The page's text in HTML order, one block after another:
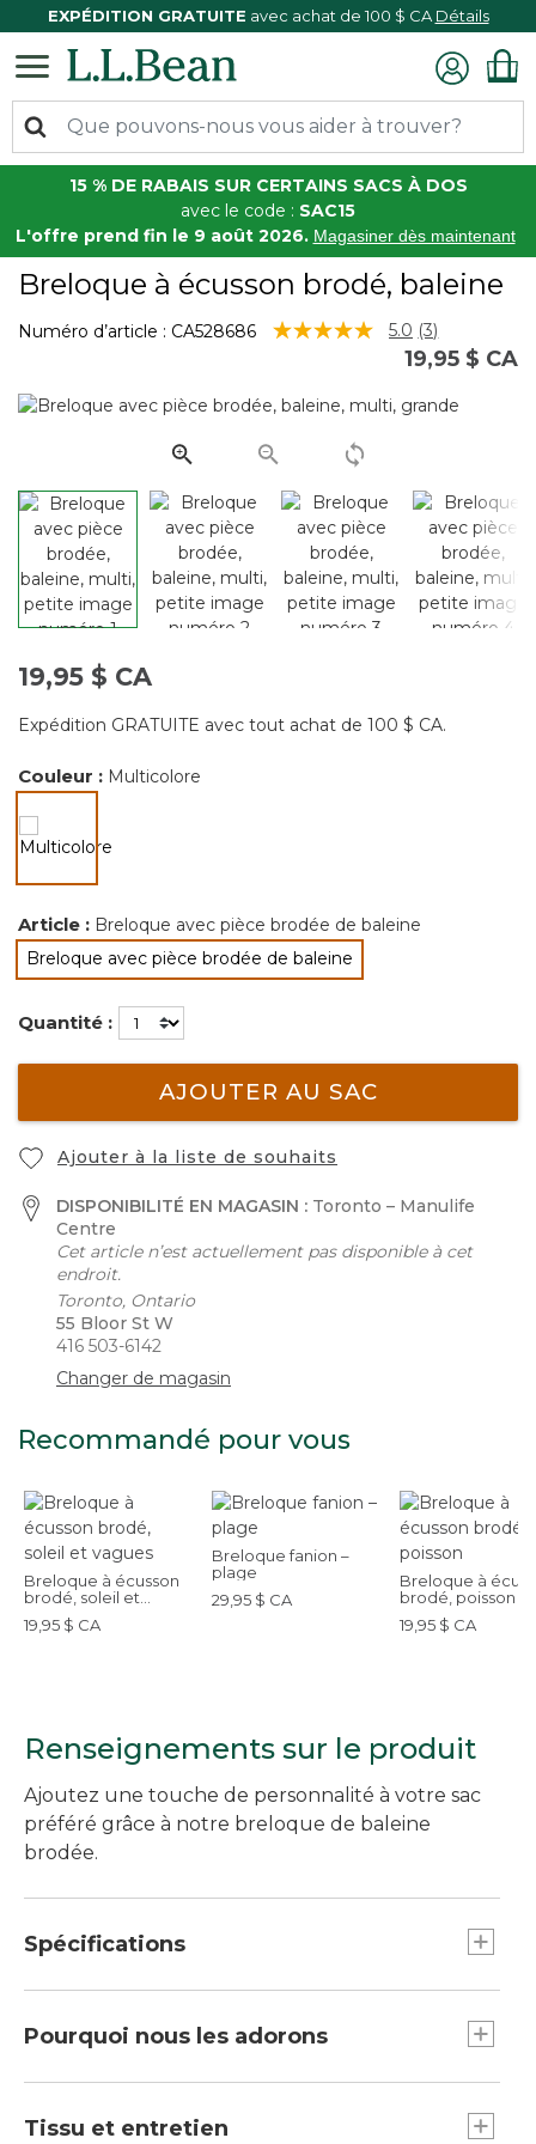
EXPÉDITION GRATUITE avec achat de 100 $ CA Détails
15 % DE RABAIS SUR CERTAINS SACS À DOS
avec le code : SAC15
L'offre prend fin le 9 août 2026. Magasiner dès maintenant
Breloque à écusson brodé, baleine
Numéro d’article : CA528686 5 sur 5 Évaluation des clients
5.0 Lire
les
3
Lien
page.
(3)
19,95 $ CA
19,95 $ CA
Expédition GRATUITE avec tout achat de 100 $ CA.
Couleur : Multicolore
Article : Breloque avec pièce brodée de baleine
Breloque avec pièce brodée de baleine
sélectionné
Quantité :
AJOUTER AU SAC
Ajouter à la liste de souhaits
DISPONIBILITÉ EN MAGASIN : Toronto – Manulife
Centre
Cet article n’est actuellement pas disponible à cet
endroit.
Toronto, Ontario
55 Bloor St W
416 503-6142
Changer de magasin
Recommandé pour vous
Breloque à écusson
brodé, soleil et
vagues
19,95 $ CA
Breloque fanion –
plage
29,95 $ CA
Breloque à
brodé, poisson
19,95 $ CA
Renseignements sur le produit
Ajoutez une touche de personnalité à votre sac
préféré grâce à notre breloque de baleine
brodée.
Spécifications
1,8 po.
Pourquoi nous les adorons
personnaliser votre fourre-tout Boat and Tote,
Tissu et entretien